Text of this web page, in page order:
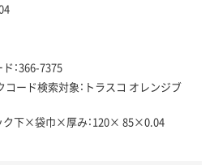
：366-7375
コード検索対象：トラスコ オレンジブ
ク下×袋巾×厚み：120× 85×0.04